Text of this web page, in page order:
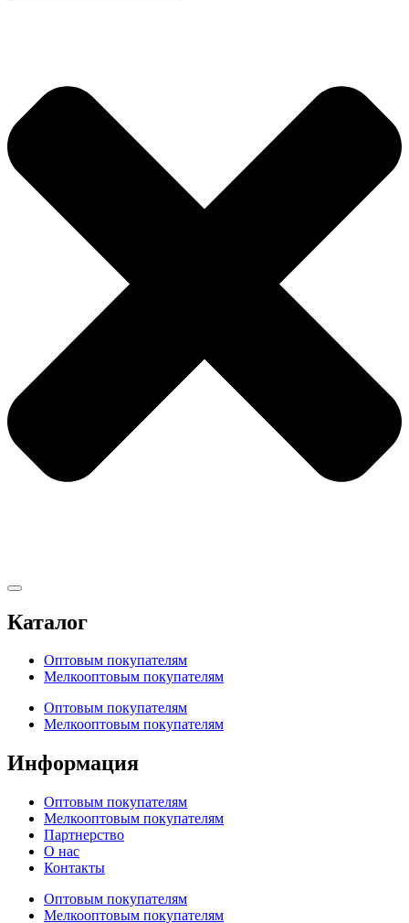
Каталог
Оптовым покупателям
Мелкооптовым покупателям
Оптовым покупателям
Мелкооптовым покупателям
Информация
Оптовым покупателям
Мелкооптовым покупателям
Партнерство
О нас
Контакты
Оптовым покупателям
Мелкооптовым покупателям